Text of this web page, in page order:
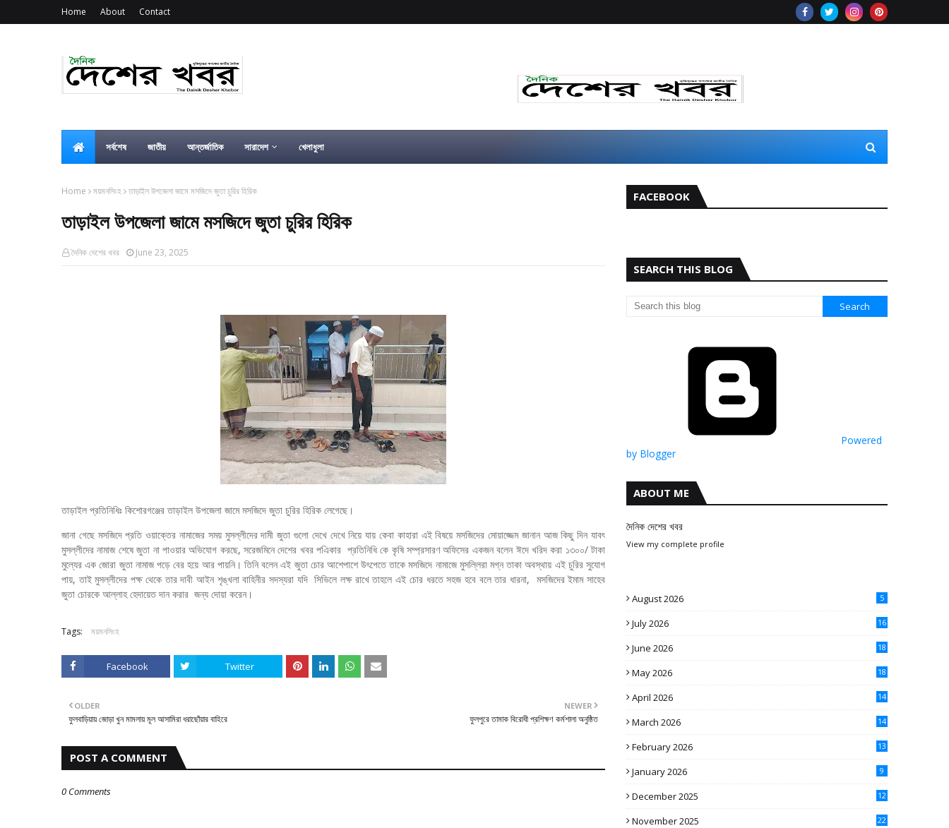
Home About Contact
সর্বশেষ জাতীয় আন্তর্জাতিক সারাদেশ খেলাধুলা
Home ময়মনসিংহ তাড়াইল উপজেলা জামে মসজিদে জুতা চুরির হিরিক
তাড়াইল উপজেলা জামে মসজিদে জুতা চুরির হিরিক
দৈনিক দেশের খবর June 23, 2025
তাড়াইল প্রতিনিধিঃ কিশোরগঞ্জের তাড়াইল উপজেলা জামে মসজিদে জুতা চুরির হিরিক লেগেছে।
জানা গেছে মসজিদে প্রতি ওয়াক্তের নামাজের সময় মুসল্লীদের দামী জুতা গুলো দেখে দেখে নিয়ে যায় কেবা কাহারা এই বিষয়ে মসজিদের মোয়াজ্জেম জানান আজ কিছু দিন যাবৎ
মুসল্লীদের নামাজ শেষে জুতা না পাওয়ার অভিযোগ করছে, সরেজমিনে দেশের খবর পএিকার প্রতিনিধি কে কৃষি সম্প্রসারণ অফিসের একজন বলেন ঈদে খরিদ করা ১৩০০/ টাকা
মুল্যের এক জোরা জুতা নামাজ পড়ে বের হয়ে আর পায়নি। তিনি বলেন এই জুতা চোর আশেপাশে উৎপেতে তাকে মসজিদে নামাজে মুসল্লিরা মগ্ন তাকা অবস্থায় এই চুরির সুযোগ
পায়, তাই মুসল্লীদের পক্ষ থেকে তার দাবী আইন শৃঙ্খলা বাহিনীর সদস্যরা যদি সিভিলে লক্ষ রাখে তাহলে এই চোর ধরতে সহজ হবে বলে তার ধারনা, মসজিদের ইমাম সাহেব
জুতা চোরকে আল্লাহ হেদায়েত দান করার জন্য দোয়া করেন।
Tags: ময়মনসিংহ
Facebook Twitter
NEWER
ফুলপুরে তামাক বিরোধী প্রশিক্ষণ কর্মশালা অনুষ্ঠিত
OLDER
ফুলবাড়িয়ায় জোড়া খুন মামলায় মূল আসামিরা ধরাছোঁয়ার বাহিরে
POST A COMMENT
0 Comments
FACEBOOK
SEARCH THIS BLOG
Powered
by Blogger
ABOUT ME
দৈনিক দেশের খবর
View my complete profile
August 2026 5
July 2026 16
June 2026 18
May 2026 18
April 2026 14
March 2026 14
February 2026 13
January 2026 9
December 2025 12
November 2025 22